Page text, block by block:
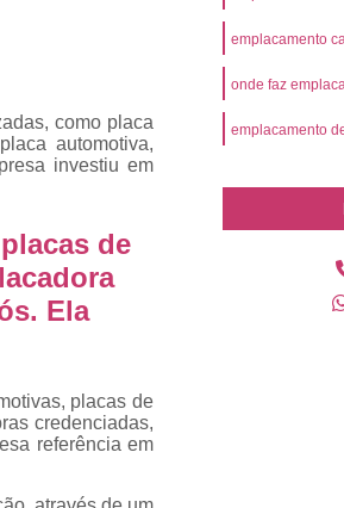
da Placa Mercosul
Mercosul
Valor Emplacamento
Emplacar Carro Ribeirão Preto
o Carro Emplacar o Veículo
Emplacar Veículo Novo
Empresa Credenciada
Empresa de
de Carro
Empresa de
Emplacadora
como placa
automotiva,
investiu em
de
Ela
placas de
credenciadas,
referência em
emplacamento
onde faz
emplacamento